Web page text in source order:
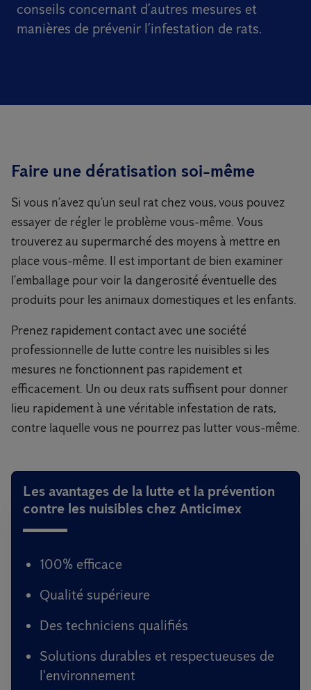
conseils concernant d’autres mesures et
manières de prévenir l’infestation de rats.
Faire une dératisation soi-même
Si vous n’avez qu’un seul rat chez vous, vous pouvez
essayer de régler le problème vous-même. Vous
trouverez au supermarché des moyens à mettre en
place vous-même. Il est important de bien examiner
l’emballage pour voir la dangerosité éventuelle des
produits pour les animaux domestiques et les enfants.
Prenez rapidement contact avec une société
professionnelle de lutte contre les nuisibles si les
mesures ne fonctionnent pas rapidement et
efficacement. Un ou deux rats suffisent pour donner
lieu rapidement à une véritable infestation de rats,
contre laquelle vous ne pourrez pas lutter vous-même.
Les avantages de la lutte et la prévention
contre les nuisibles chez Anticimex
100% efficace
Qualité supérieure
Des techniciens qualifiés
Solutions durables et respectueuses de
l'environnement